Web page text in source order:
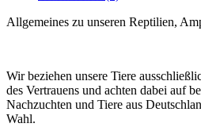
Allgemeines zu unseren Reptilien,
Wir beziehen unsere Tiere
des Vertrauens und achten dabei auf
Nachzuchten und Tiere aus
Wahl.